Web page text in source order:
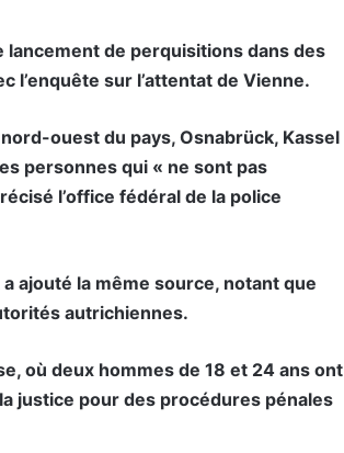
lancement de perquisitions dans des
l’enquête sur l’attentat de Vienne.
ouest du pays, Osnabrück, Kassel
personnes qui « ne sont pas
l’office fédéral de la police
ajouté la même source, notant que
autrichiennes.
où deux hommes de 18 et 24 ans ont
justice pour des procédures pénales